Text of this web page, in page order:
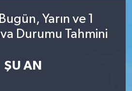
Yarın ve 1
Durumu Tahmini
ŞU AN